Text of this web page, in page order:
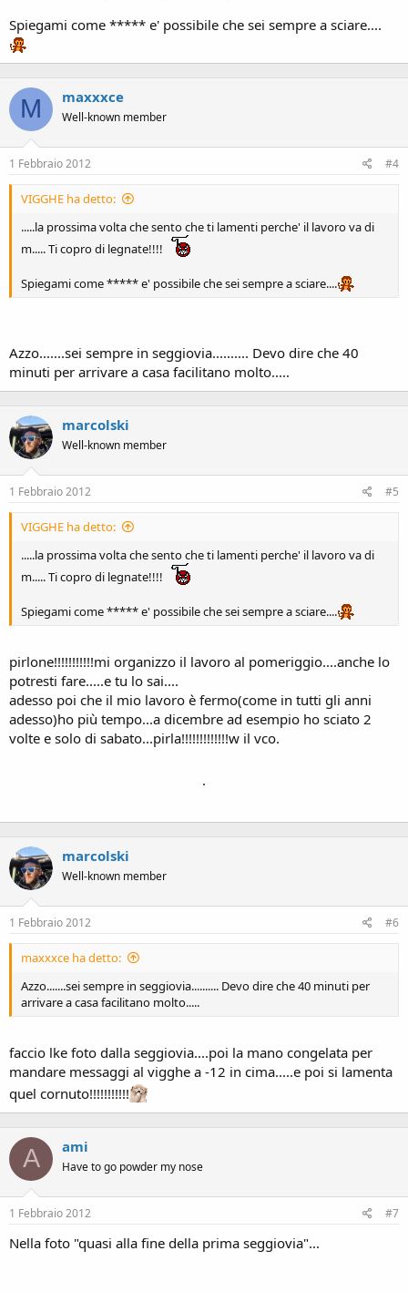
Spiegami come ***** e' possibile che sei sempre a sciare....
M maxxxce
Well-known member
1 Febbraio 2012 #4
VIGGHE ha detto:
.....la prossima volta che sento che ti lamenti perche' il lavoro va di
m..... Ti copro di legnate!!!!
Spiegami come ***** e' possibile che sei sempre a sciare....
Azzo.......sei sempre in seggiovia.......... Devo dire che 40
minuti per arrivare a casa facilitano molto.....
marcolski
Well-known member
1 Febbraio 2012 #5
VIGGHE ha detto:
.....la prossima volta che sento che ti lamenti perche' il lavoro va di
m..... Ti copro di legnate!!!!
Spiegami come ***** e' possibile che sei sempre a sciare....
pirlone!!!!!!!!!!!mi organizzo il lavoro al pomeriggio....anche lo
potresti fare.....e tu lo sai....
adesso poi che il mio lavoro è fermo(come in tutti gli anni
adesso)ho più tempo...a dicembre ad esempio ho sciato 2
volte e solo di sabato...pirla!!!!!!!!!!!!!w il vco.
.
marcolski
Well-known member
1 Febbraio 2012 #6
maxxxce ha detto:
Azzo.......sei sempre in seggiovia.......... Devo dire che 40 minuti per
arrivare a casa facilitano molto.....
faccio lke foto dalla seggiovia....poi la mano congelata per
mandare messaggi al vigghe a -12 in cima.....e poi si lamenta
quel cornuto!!!!!!!!!!!
A ami
Have to go powder my nose
1 Febbraio 2012 #7
Nella foto "quasi alla fine della prima seggiovia"...